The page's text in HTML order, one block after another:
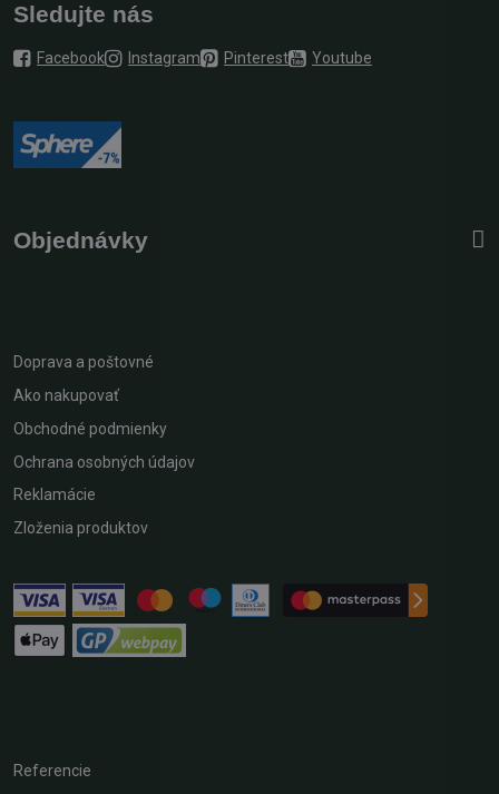
Sledujte nás
Facebook Instagram Pinterest Youtube
Objednávky
Doprava a poštovné
Ako nakupovať
Obchodné podmienky
Ochrana osobných údajov
Reklamácie
Zloženia produktov
Referencie